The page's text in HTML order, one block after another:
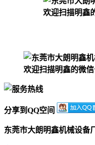
欢迎扫描明鑫
欢迎扫描明鑫的微
分享到QQ空间
东莞市大朗明鑫机械设备